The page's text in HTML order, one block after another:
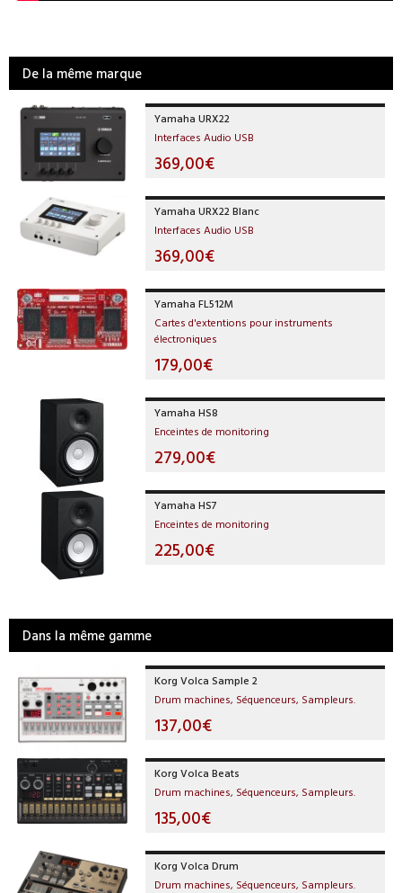
De la même marque
Yamaha URX22
Interfaces Audio USB
369,00€
Yamaha URX22 Blanc
Interfaces Audio USB
369,00€
Yamaha FL512M
Cartes d'extentions pour instruments
électroniques
179,00€
Yamaha HS8
Enceintes de monitoring
279,00€
Yamaha HS7
Enceintes de monitoring
225,00€
Dans la même gamme
Korg Volca Sample 2
Drum machines, Séquenceurs, Sampleurs.
137,00€
Korg Volca Beats
Drum machines, Séquenceurs, Sampleurs.
135,00€
Korg Volca Drum
Drum machines, Séquenceurs, Sampleurs.